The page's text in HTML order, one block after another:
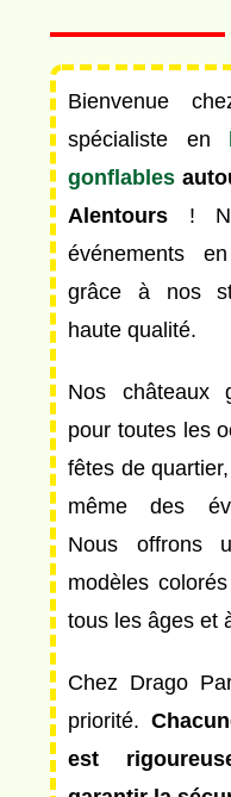
Bienvenue
spécialiste en
gonflables
Alentours !
événements
grâce à nos
haute qualité.
Nos châteaux
pour toutes les
fêtes de
même des
Nous offrons
modèles
tous les âges et
Chez Drago
priorité.
est